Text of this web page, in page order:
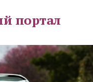
портал